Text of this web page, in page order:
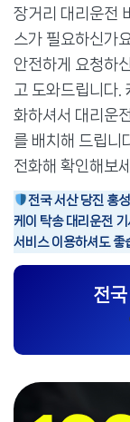
장거리 대리운전
스가 필요하신가
안전하게 요청하
고 도와드립니다.
화하셔서 대리운
를 배치해 드립니
전화해 확인해보
전국 서산 당진 홍
케이 탁송 대리운전
서비스 이용하셔도 좋
전